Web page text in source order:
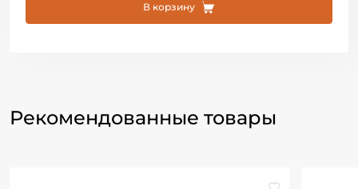
В корзину
Рекомендованные товары